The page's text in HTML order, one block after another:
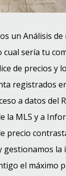
un Análisis de
cual sería tu
de precios y
registrados
a datos del
la MLS y a
precio
gestionamos la
el máximo